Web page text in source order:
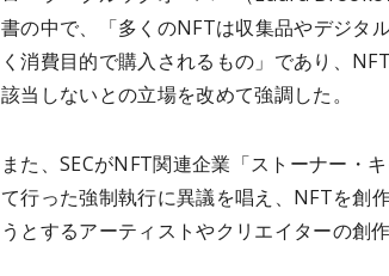
書の中で、「多くのNFTは収集品やデジタ
く消費目的で購入されるもの」であり、
該当しないとの立場を改めて強調した。
また、SECがNFT関連企業「ストーナー・
て行った強制執行に異議を唱え、NFTを創
うとするアーティストやクリエイターの創